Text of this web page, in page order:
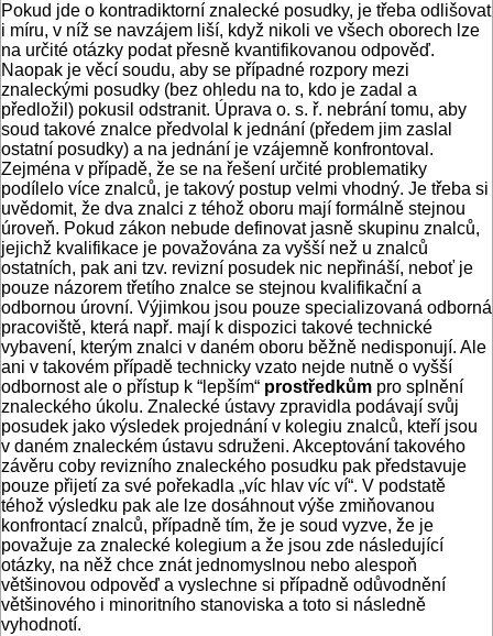
Pokud jde o kontradiktorní znalecké posudky, je třeba odlišovat
i míru, v níž se navzájem liší, když nikoli ve všech oborech lze
na určité otázky podat přesně kvantifikovanou odpověď.
Naopak je věcí soudu, aby se případné rozpory mezi
znaleckými posudky (bez ohledu na to, kdo je zadal a
předložil) pokusil odstranit. Úprava o. s. ř. nebrání tomu, aby
soud takové znalce předvolal k jednání (předem jim zaslal
ostatní posudky) a na jednání je vzájemně konfrontoval.
Zejména v případě, že se na řešení určité problematiky
podílelo více znalců, je takový postup velmi vhodný. Je třeba si
uvědomit, že dva znalci z téhož oboru mají formálně stejnou
úroveň. Pokud zákon nebude definovat jasně skupinu znalců,
jejichž kvalifikace je považována za vyšší než u znalců
ostatních, pak ani tzv. revizní posudek nic nepřináší, neboť je
pouze názorem třetího znalce se stejnou kvalifikační a
odbornou úrovní. Výjimkou jsou pouze specializovaná odborná
pracoviště, která např. mají k dispozici takové technické
vybavení, kterým znalci v daném oboru běžně nedisponují. Ale
ani v takovém případě technicky vzato nejde nutně o vyšší
odbornost ale o přístup k “lepším“ prostředkům pro splnění
znaleckého úkolu. Znalecké ústavy zpravidla podávají svůj
posudek jako výsledek projednání v kolegiu znalců, kteří jsou
v daném znaleckém ústavu sdruženi. Akceptování takového
závěru coby revizního znaleckého posudku pak představuje
pouze přijetí za své pořekadla „víc hlav víc ví“. V podstatě
téhož výsledku pak ale lze dosáhnout výše zmiňovanou
konfrontací znalců, případně tím, že je soud vyzve, že je
považuje za znalecké kolegium a že jsou zde následující
otázky, na něž chce znát jednomyslnou nebo alespoň
většinovou odpověď a vyslechne si případně odůvodnění
většinového i minoritního stanoviska a toto si následně
vyhodnotí.